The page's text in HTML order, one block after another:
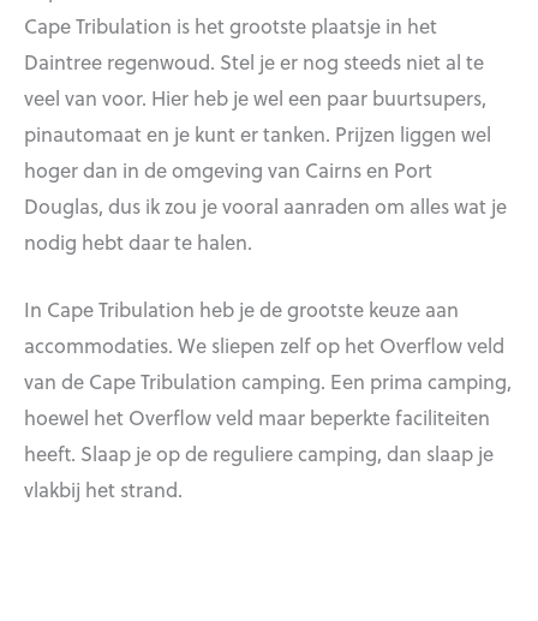
Cape Tribulation is het grootste plaatsje in het
Daintree regenwoud. Stel je er nog steeds niet al te
veel van voor. Hier heb je wel een paar buurtsupers,
pinautomaat en je kunt er tanken. Prijzen liggen wel
hoger dan in de omgeving van Cairns en Port
Douglas, dus ik zou je vooral aanraden om alles wat je
nodig hebt daar te halen.
In Cape Tribulation heb je de grootste keuze aan
accommodaties. We sliepen zelf op het Overflow veld
van de Cape Tribulation camping. Een prima camping,
hoewel het Overflow veld maar beperkte faciliteiten
heeft. Slaap je op de reguliere camping, dan slaap je
vlakbij het strand.